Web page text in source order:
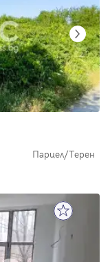
Парцел/Терен